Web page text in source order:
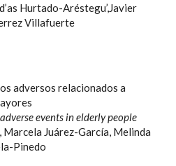
Hurtado-Aréstegu’,Javier
Villafuerte
adversos relacionados a
events in elderly people
Juárez-García, Melinda
Pinedo